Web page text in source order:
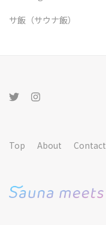
サ飯（サウナ飯）
Top About Contact